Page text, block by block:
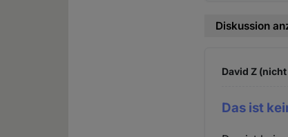
Diskussion
David Z
Das ist